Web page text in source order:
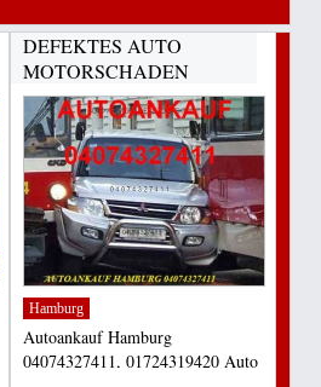
DEFEKTES AUTO
MOTORSCHADEN
GETRIEBESCHADEN...
Hamburg
Autoankauf Hamburg
04074327411, 01724319420 Auto